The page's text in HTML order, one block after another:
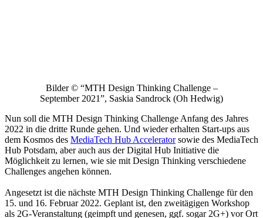
Bilder © “MTH Design Thinking Challenge –
September 2021”, Saskia Sandrock (Oh Hedwig)
Nun soll die MTH Design Thinking Challenge Anfang des Jahres
2022 in die dritte Runde gehen. Und wieder erhalten Start-ups aus
dem Kosmos des MediaTech Hub Acceleratorsowie des MediaTech
Hub Potsdam, aber auch aus der Digital Hub Initiative die
Möglichkeit zu lernen, wie sie mit Design Thinking verschiedene
Challenges angehen können.
Angesetzt ist die nächste MTH Design Thinking Challenge für den
15. und 16. Februar 2022. Geplant ist, den zweitägigen Workshop
als 2G-Veranstaltung (geimpft und genesen, ggf. sogar 2G+) vor Ort